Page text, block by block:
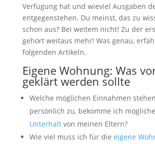
Verfügung hat und wieviel Ausgaben
entgegenstehen. Du meinst, das zu
schon aus? Bei weitem nicht! Zu der
gehört weitaus mehr! Was genau,
folgenden Artikeln.
Eigene Wohnung: Was
geklärt werden sollte
Welche möglichen Einnahmen
persönlich zu, bekomme ich
Unterhaltvon meinen Eltern?
Wie viel muss ich für die eigene